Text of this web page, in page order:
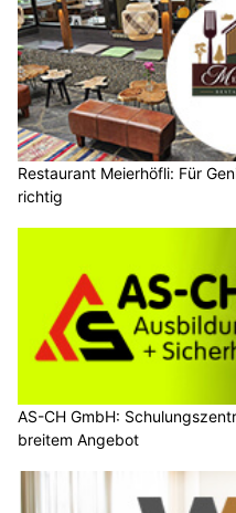
Restaurant Meierhöfli: Für
richtig
AS-CH GmbH:
breitem Angebot